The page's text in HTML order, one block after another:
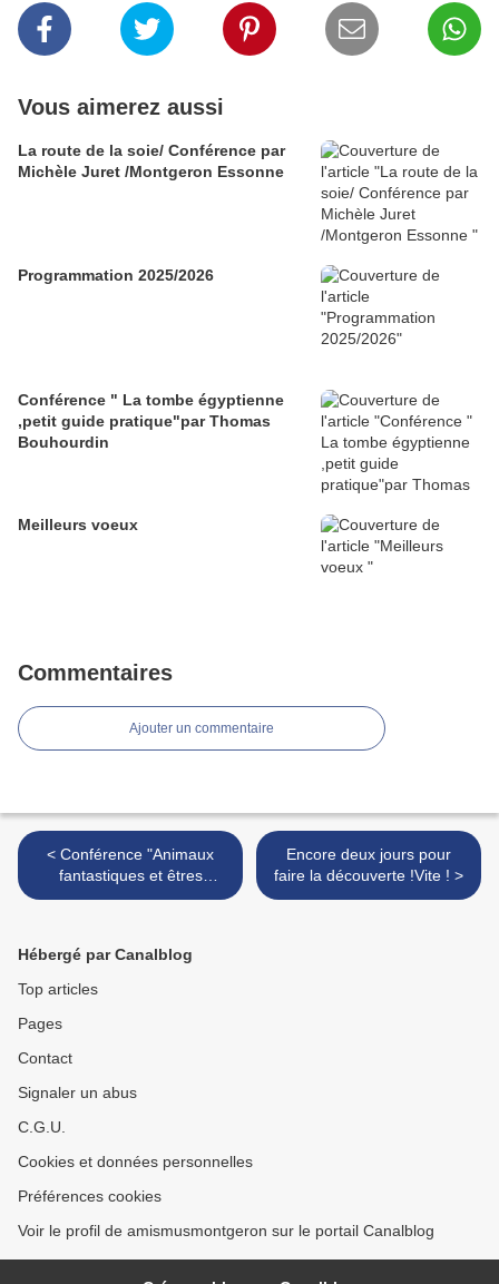
Vous aimerez aussi
La route de la soie/ Conférence par
Michèle Juret /Montgeron Essonne
Programmation 2025/2026
Conférence " La tombe égyptienne
,petit guide pratique"par Thomas
Bouhourdin
Meilleurs voeux
Commentaires
Ajouter un commentaire
< Conférence "Animaux
fantastiques et êtres
hybrides en Egypte
professeur de civilisation
Encore deux jours pour
faire la découverte !Vite ! >
Hébergé par Canalblog
Top articles
Pages
Contact
Signaler un abus
C.G.U.
Cookies et données personnelles
Préférences cookies
Voir le profil de amismusmontgeron sur le portail Canalblog